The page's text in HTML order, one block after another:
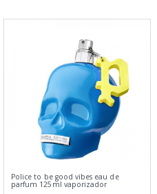
Police to be good vibes eau de
parfum 125ml vaporizador